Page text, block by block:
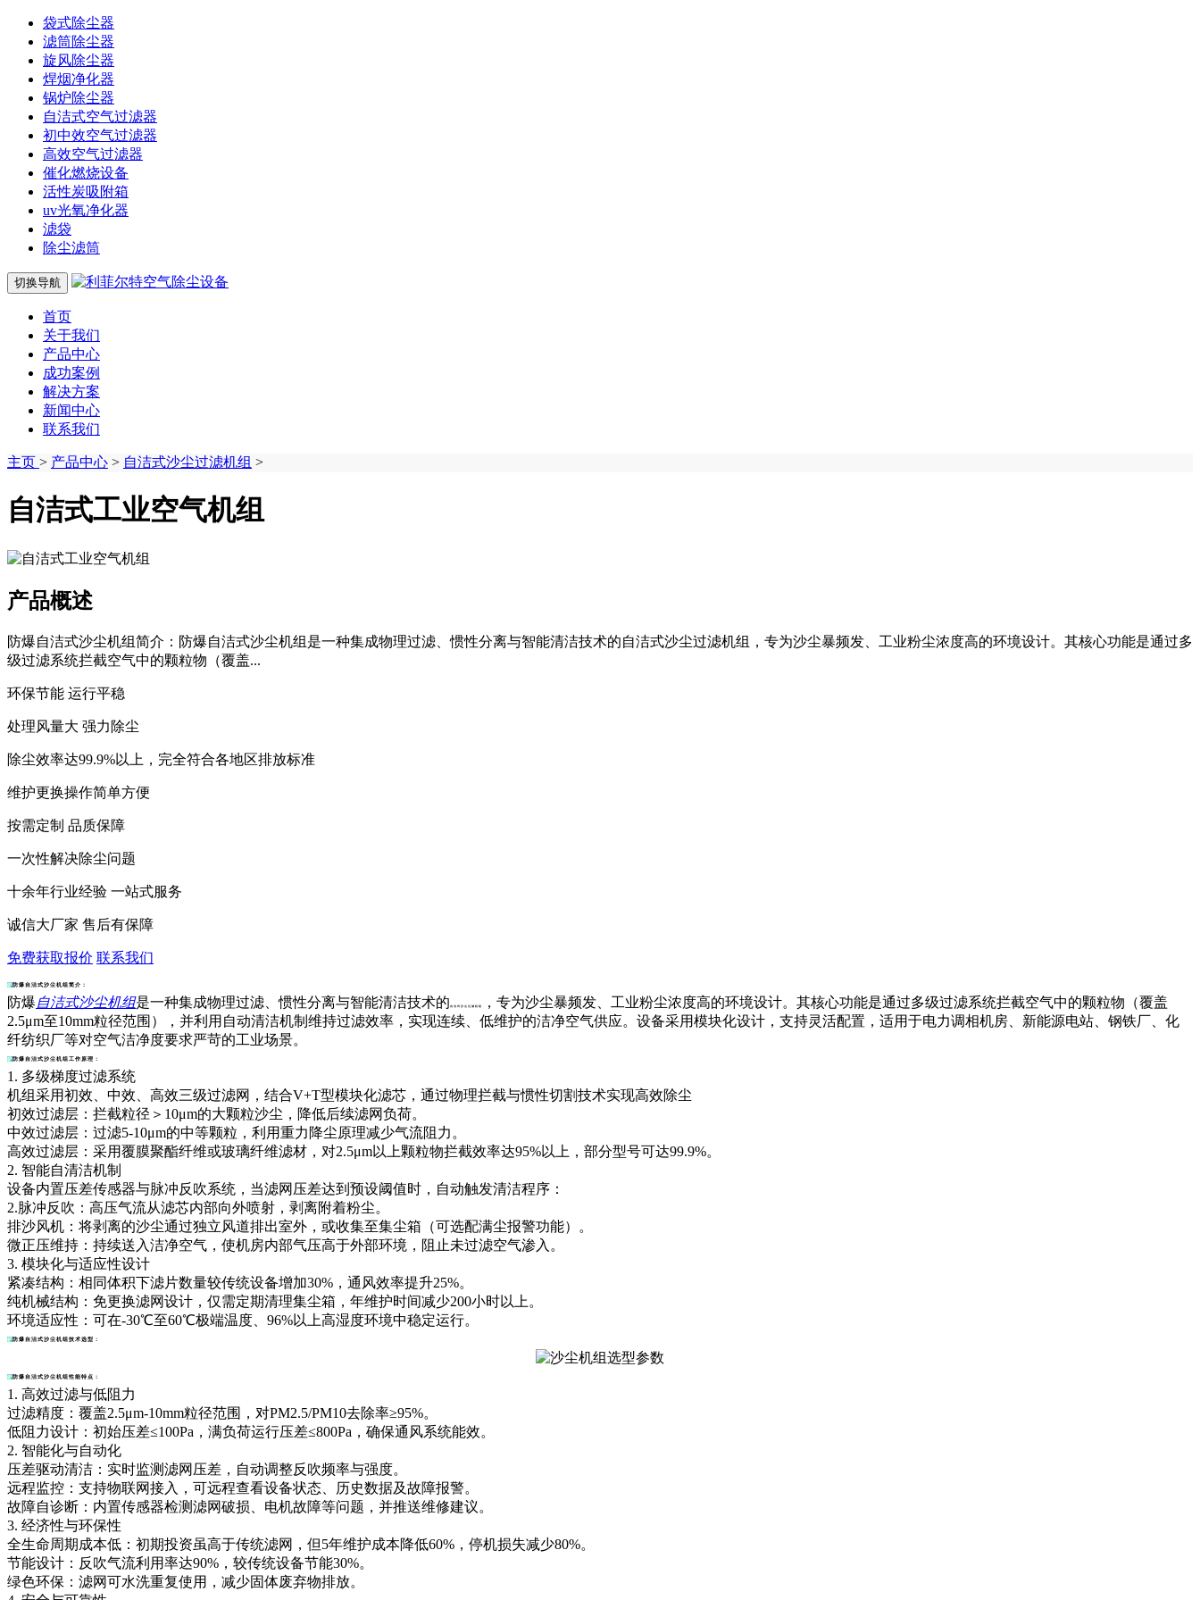
袋式除尘器
滤筒除尘器
旋风除尘器
焊烟净化器
锅炉除尘器
自洁式空气过滤器
初中效空气过滤器
高效空气过滤器
催化燃烧设备
活性炭吸附箱
uv光氧净化器
滤袋
除尘滤筒
切换导航
首页
关于我们
产品中心
成功案例
解决方案
新闻中心
联系我们
主页 > 产品中心 > 自洁式沙尘过滤机组 >
自洁式工业空气机组
产品概述
防爆自洁式沙尘机组简介：防爆自洁式沙尘机组是一种集成物理过滤、惯性分离与智能清洁技术的自洁式沙尘过滤机组，专为沙尘暴频发、工业粉尘浓度高的环境设计。其核心功能是通过多
级过滤系统拦截空气中的颗粒物（覆盖...
环保节能 运行平稳
处理风量大 强力除尘
除尘效率达99.9%以上，完全符合各地区排放标准
维护更换操作简单方便
按需定制 品质保障
一次性解决除尘问题
十余年行业经验 一站式服务
诚信大厂家 售后有保障
免费获取报价 联系我们
防爆自洁式沙尘机组简介：
防爆自洁式沙尘机组是一种集成物理过滤、惯性分离与智能清洁技术的 自洁式沙尘过滤机组
，专为沙尘暴频发、工业粉尘浓度高的环境设计。其核心功能是通过多级过滤系统拦截空气中的颗粒物（覆盖
2.5μm至10mm粒径范围），并利用自动清洁机制维持过滤效率，实现连续、低维护的洁净空气供应。设备采用模块化设计，支持灵活配置，适用于电力调相机房、新能源电站、钢铁厂、化
纤纺织厂等对空气洁净度要求严苛的工业场景。
防爆自洁式沙尘机组工作原理：
1. 多级梯度过滤系统
机组采用初效、中效、高效三级过滤网，结合V+T型模块化滤芯，通过物理拦截与惯性切割技术实现高效除尘
初效过滤层：拦截粒径＞10μm的大颗粒沙尘，降低后续滤网负荷。
中效过滤层：过滤5-10μm的中等颗粒，利用重力降尘原理减少气流阻力。
高效过滤层：采用覆膜聚酯纤维或玻璃纤维滤材，对2.5μm以上颗粒物拦截效率达95%以上，部分型号可达99.9%。
2. 智能自清洁机制
设备内置压差传感器与脉冲反吹系统，当滤网压差达到预设阈值时，自动触发清洁程序：
2.脉冲反吹：高压气流从滤芯内部向外喷射，剥离附着粉尘。
排沙风机：将剥离的沙尘通过独立风道排出室外，或收集至集尘箱（可选配满尘报警功能）。
微正压维持：持续送入洁净空气，使机房内部气压高于外部环境，阻止未过滤空气渗入。
3. 模块化与适应性设计
紧凑结构：相同体积下滤片数量较传统设备增加30%，通风效率提升25%。
纯机械结构：免更换滤网设计，仅需定期清理集尘箱，年维护时间减少200小时以上。
环境适应性：可在-30℃至60℃极端温度、96%以上高湿度环境中稳定运行。
防爆自洁式沙尘机组技术选型：
防爆自洁式沙尘机组性能特点：
1. 高效过滤与低阻力
过滤精度：覆盖2.5μm-10mm粒径范围，对PM2.5/PM10去除率≥95%。
低阻力设计：初始压差≤100Pa，满负荷运行压差≤800Pa，确保通风系统能效。
2. 智能化与自动化
压差驱动清洁：实时监测滤网压差，自动调整反吹频率与强度。
远程监控：支持物联网接入，可远程查看设备状态、历史数据及故障报警。
故障自诊断：内置传感器检测滤网破损、电机故障等问题，并推送维修建议。
3. 经济性与环保性
全生命周期成本低：初期投资虽高于传统滤网，但5年维护成本降低60%，停机损失减少80%。
节能设计：反吹气流利用率达90%，较传统设备节能30%。
绿色环保：滤网可水洗重复使用，减少固体废弃物排放。